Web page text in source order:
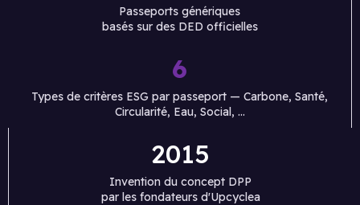
Passeports génériques
basés sur des DED officielles
6
Types de critères ESG par passeport — Carbone, Santé,
Circularité, Eau, Social, ...
2015
Invention du concept DPP
par les fondateurs d'Upcyclea